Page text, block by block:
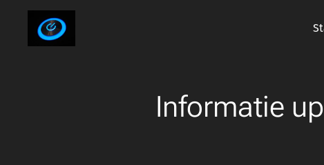
Informatie